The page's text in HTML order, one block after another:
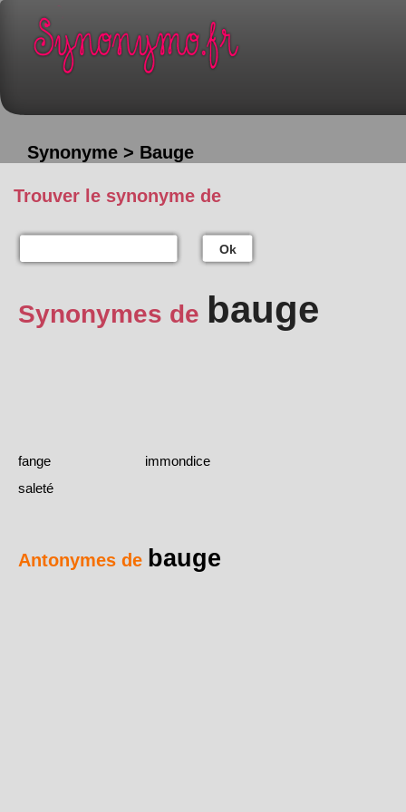
Synonyme > Bauge
Trouver le synonyme de
Ok
Synonymes de bauge
fange
immondice
saleté
Antonymes de bauge